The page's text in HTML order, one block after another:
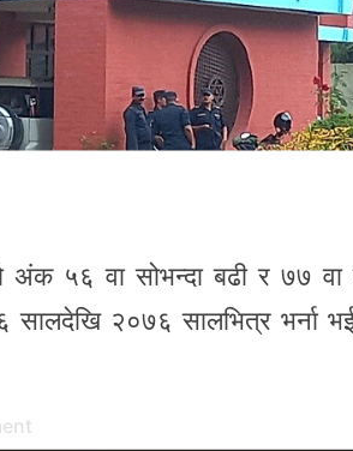
५६ वा सोभन्दा बढी र ७७ वा
सालदेखि २०७६ सालभित्र भर्ना